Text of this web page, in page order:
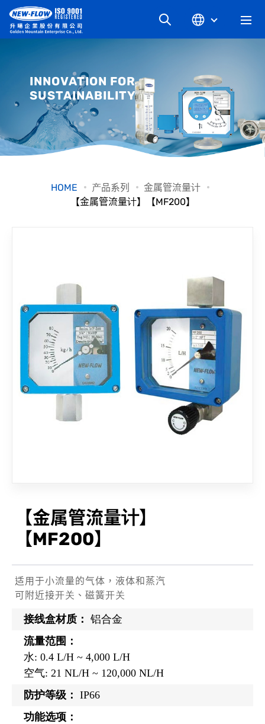
最新消息
知识文章
INNOVATION FOR
SUSTAINABILITY
HOME 产品系列
金属管流量计
【金属管流量计】【MF200】
【金属管流量计】
【MF200】
适用于小流量的气体，液体和蒸汽
可附近接开关、磁簧开关
接线盒材质：
铝合金
流量范围：
水: 0.4 L/H ~ 4,000 L/H
空气: 21 NL/H ~ 120,000 NL/H
防护等级：
IP66
功能选项：